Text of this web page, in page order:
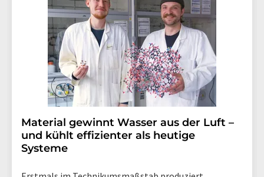
Material gewinnt Wasser aus der Luft –
und kühlt effizienter als heutige
Systeme